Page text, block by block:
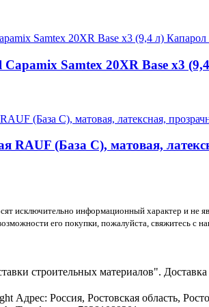
Samtex 20XR Base x3
RAUF (База С), матовая,
исключительно информационный характер и не
его покупки, пожалуйста, свяжитесь
строительных материалов".
Адрес: Россия, Ростовская область,